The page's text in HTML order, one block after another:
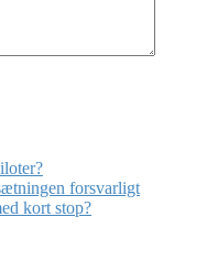
forsvarligt
kort stop?